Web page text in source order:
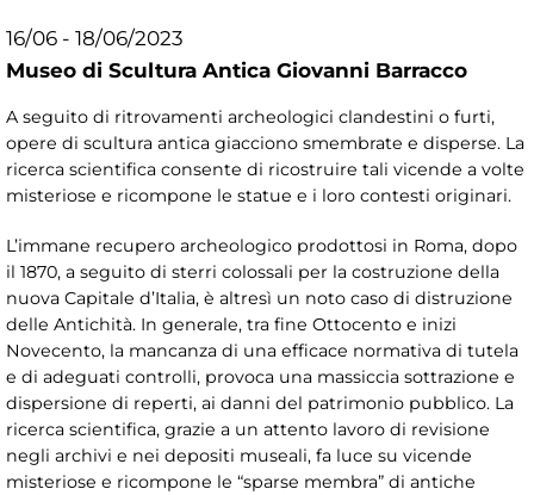
16/06 - 18/06/2023
Museo di Scultura Antica Giovanni Barracco
A seguito di ritrovamenti archeologici clandestini o furti,
opere di scultura antica giacciono smembrate e disperse. La
ricerca scientifica consente di ricostruire tali vicende a volte
misteriose e ricompone le statue e i loro contesti originari.
L’immane recupero archeologico prodottosi in Roma, dopo
il 1870, a seguito di sterri colossali per la costruzione della
nuova Capitale d’Italia, è altresì un noto caso di distruzione
delle Antichità. In generale, tra fine Ottocento e inizi
Novecento, la mancanza di una efficace normativa di tutela
e di adeguati controlli, provoca una massiccia sottrazione e
dispersione di reperti, ai danni del patrimonio pubblico. La
ricerca scientifica, grazie a un attento lavoro di revisione
negli archivi e nei depositi museali, fa luce su vicende
misteriose e ricompone le “sparse membra” di antiche